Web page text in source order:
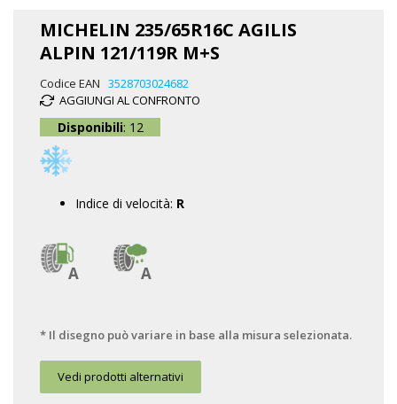
MICHELIN 235/65R16C AGILIS
ALPIN 121/119R M+S
Codice EAN 3528703024682
AGGIUNGI AL CONFRONTO
Disponibili: 12
Indice di velocità: R
A A
* Il disegno può variare in base alla misura selezionata.
Vedi prodotti alternativi
galleria
immagini